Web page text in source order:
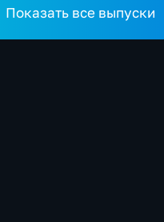
Показать все выпуски